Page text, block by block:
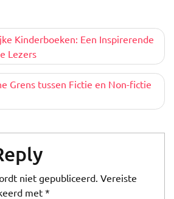
Kinderboeken: Een Inspirerende
Lezers
Grens tussen Fictie en Non-fictie
niet gepubliceerd. Vereiste
met *